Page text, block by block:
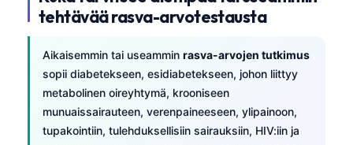
tehtävää rasva-arvotestausta
Aikaisemmin tai useammin rasva-arvojen tutkimus
sopii diabetekseen, esidiabetekseen, johon liittyy
metabolinen oireyhtymä, krooniseen
munuaissairauteen, verenpaineeseen, ylipainoon,
tupakointiin, tulehduksellisiin sairauksiin, HIV:iin ja
Српски језик
Svenska
Bosanski
Azərbaycan dili